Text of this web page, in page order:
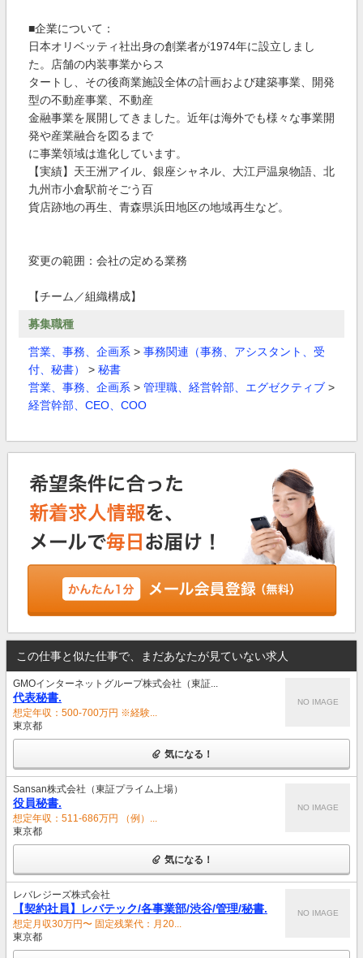
■企業について：
日本オリベッティ社出身の創業者が1974年に設立しまし
た。店舗の内装事業からス
タートし、その後商業施設全体の計画および建築事業、開発
型の不動産事業、不動産
金融事業を展開してきました。近年は海外でも様々な事業開
発や産業融合を図るまで
に事業領域は進化しています。
【実績】天王洲アイル、銀座シャネル、大江戸温泉物語、北
九州市小倉駅前そごう百
貨店跡地の再生、青森県浜田地区の地域再生など。
変更の範囲：会社の定める業務
【チーム／組織構成】
募集職種
営業、事務、企画系 > 事務関連（事務、アシスタント、受
付、秘書）
> 秘書
営業、事務、企画系 > 管理職、経営幹部、エグゼクティブ >
経営幹部、CEO、COO
この仕事と似た仕事で、まだあなたが見ていない求人
GMOインターネットグループ株式会社（東証...
代表秘書.
想定年収：500-700万円 ※経験...
東京都
NO IMAGE
気になる！
Sansan株式会社（東証プライム上場）
役員秘書.
想定年収：511-686万円 （例）...
東京都
NO IMAGE
気になる！
レバレジーズ株式会社
【契約社員】レバテック/各事業部/渋谷/管理/秘書.
想定月収30万円〜 固定残業代：月20...
東京都
NO IMAGE